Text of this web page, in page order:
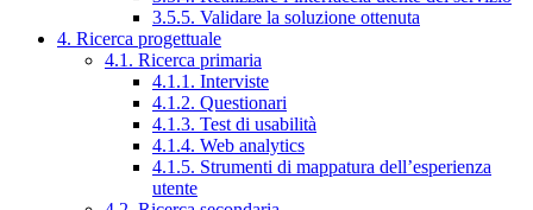
3.5.5. Validare la soluzione ottenuta
4. Ricerca progettuale
4.1. Ricerca primaria
4.1.1. Interviste
4.1.2. Questionari
4.1.3. Test di usabilità
4.1.4. Web analytics
4.1.5. Strumenti di mappatura dell’esperienza
utente